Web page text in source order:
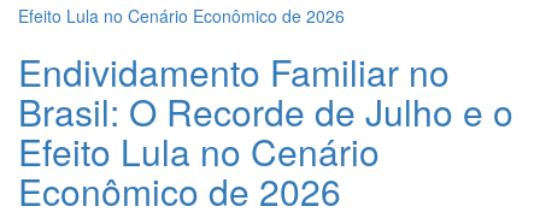
Endividamento Familiar no
Brasil: O Recorde de Julho e o
Efeito Lula no Cenário
Econômico de 2026